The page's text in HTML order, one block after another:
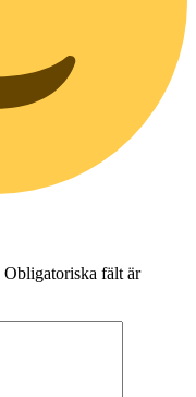
Obligatoriska fält är